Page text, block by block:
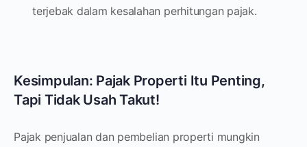
terjebak dalam kesalahan perhitungan pajak.
Kesimpulan: Pajak Properti Itu Penting,
Tapi Tidak Usah Takut!
Pajak penjualan dan pembelian properti mungkin